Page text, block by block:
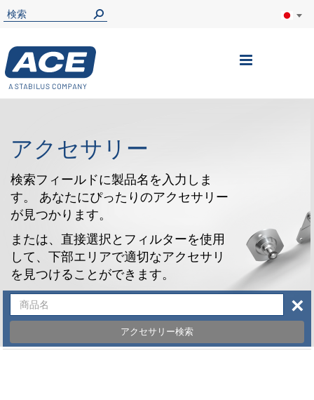
ナ
アクセサリー
検索フィールドに製品名を入力しま
す。 あなたにぴったりのアクセサリー
が見つかります。
または、直接選択とフィルターを使用
して、下部エリアで適切なアクセサリ
を見つけることができます。
アクセサリー検索
×